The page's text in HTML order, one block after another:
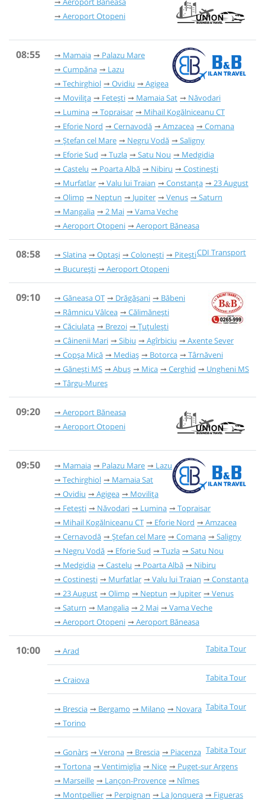
Aeroport Otopeni
08:55 Mamaia
Palazu Mare
Cumpăna
Lazu
Techirghiol
Ovidiu
Agigea
Movilița
Fetești Mamaia Sat
Năvodari
Lumina
Topraisar
Mihail Kogălniceanu CT
Eforie Nord
Cernavodă Amzacea
Comana
Ștefan cel Mare
Negru Vodă
Saligny
Eforie Sud
Tuzla Satu Nou
Medgidia
Castelu
Poarta Albă Nibiru
Costinești
Murfatlar
Valu lui Traian Constanța
23 August
Olimp
Neptun Jupiter Venus
Saturn
Mangalia
2 Mai
Vama Veche
Aeroport Otopeni
Aeroport Băneasa
08:58 CDI Transport
Slatina Optași Colonești
Pitești
București
Aeroport Otopeni
09:10 Găneasa OT Drăgășani
Băbeni
Râmnicu Vâlcea
Călimănești
Căciulata
Brezoi
Țuțulești
Câinenii Mari
Sibiu Agîrbiciu
Axente Sever
Copșa Mică
Mediaș Botorca
Târnăveni
Gănești MS
Abuș Mica Cerghid
Ungheni MS
Târgu-Mureș
09:20
Aeroport Băneasa
Aeroport Otopeni
09:50 Mamaia Palazu Mare
Lazu
Techirghiol
Mamaia Sat
Ovidiu
Agigea
Movilița
Fetești
Năvodari Lumina
Topraisar
Mihail Kogălniceanu CT
Eforie Nord
Amzacea
Cernavodă
Ștefan cel Mare Comana
Saligny
Negru Vodă
Eforie Sud Tuzla
Satu Nou
Medgidia
Castelu Poarta Albă
Nibiru
Costinești
Murfatlar Valu lui Traian
Constanța
23 August
Olimp Neptun Jupiter
Venus
Saturn
Mangalia 2 Mai
Vama Veche
Aeroport Otopeni
Aeroport Băneasa
10:00 Tabita Tour
Arad
Tabita Tour
Craiova
Tabita Tour
Brescia Bergamo Milano
Novara
Torino
Tabita Tour
Gonàrs Verona Brescia
Piacenza
Tortona
Ventimiglia Nice
Puget-sur Argens
Marseille
Lançon-Provence
Nîmes
Montpellier
Perpignan La Jonquera
Figueras